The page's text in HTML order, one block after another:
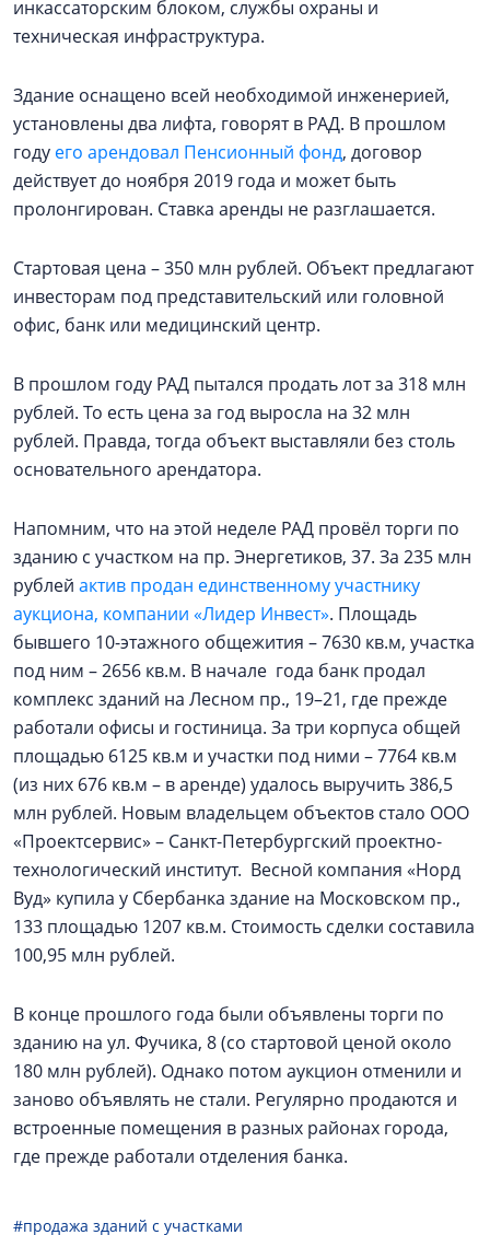
инкассаторским блоком, службы охраны и
техническая инфраструктура.
Здание оснащено всей необходимой инженерией,
установлены два лифта, говорят в РАД. В прошлом
году его арендовал Пенсионный фонд, договор
действует до ноября 2019 года и может быть
пролонгирован. Ставка аренды не разглашается.
Стартовая цена – 350 млн рублей. Объект предлагают
инвесторам под представительский или головной
офис, банк или медицинский центр.
В прошлом году РАД пытался продать лот за 318 млн
рублей. То есть цена за год выросла на 32 млн
рублей. Правда, тогда объект выставляли без столь
основательного арендатора.
Напомним, что на этой неделе РАД провёл торги по
зданию с участком на пр. Энергетиков, 37. За 235 млн
рублей актив продан единственному участнику
аукциона, компании «Лидер Инвест». Площадь
бывшего 10-этажного общежития – 7630 кв.м, участка
под ним – 2656 кв.м. В начале года банк продал
комплекс зданий на Лесном пр., 19–21, где прежде
работали офисы и гостиница. За три корпуса общей
площадью 6125 кв.м и участки под ними – 7764 кв.м
(из них 676 кв.м – в аренде) удалось выручить 386,5
млн рублей. Новым владельцем объектов стало ООО
«Проектсервис» – Санкт-Петербургский проектно-
технологический институт. Весной компания «Норд
Вуд» купила у Сбербанка здание на Московском пр.,
133 площадью 1207 кв.м. Стоимость сделки составила
100,95 млн рублей.
В конце прошлого года были объявлены торги по
зданию на ул. Фучика, 8 (со стартовой ценой около
180 млн рублей). Однако потом аукцион отменили и
заново объявлять не стали. Регулярно продаются и
встроенные помещения в разных районах города,
где прежде работали отделения банка.
#продажа зданий с участками